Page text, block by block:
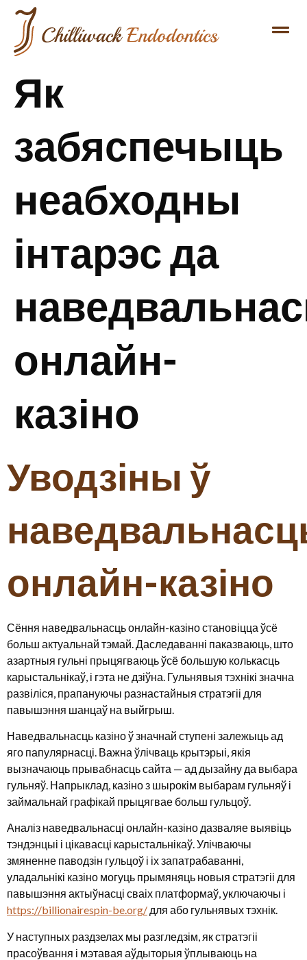
Як
забяспечыць
неабходны
інтарэс да
онлайн-
казіно
Уводзіны ў
онлайн-казіно
Сёння наведвальнасць онлайн-казіно становіцца ўсё
больш актуальнай тэмай. Даследаванні паказваюць, што
азартныя гульні прыцягваюць ўсё большую колькасць
карыстальнікаў, і гэта не дзіўна. Гульнявыя тэхнікі значна
развіліся, прапануючы разнастайныя стратэгіі для
павышэння шанцаў на выйгрыш.
Наведвальнасць казіно ў значнай ступені залежыць ад
яго папулярнасці. Важна ўлічваць крытэрыі, якія
вызначаюць прывабнасць сайта — ад дызайну да выбара
гульняў. Напрыклад, казіно з шырокім выбарам гульняў і
займальнай графікай прыцягвае больш гульцоў.
Аналіз наведвальнасці онлайн-казіно дазваляе выявіць
тэндэнцыі і цікавасці карыстальнікаў. Улічваючы
змяненне паводзін гульцоў і іх запатрабаванні,
уладальнікі казіно могуць прымяняць новыя стратэгіі для
павышэння актыўнасці сваіх платформаў, уключаючы і
https://billionairespin-be.org/ для або гульнявых тэхнік.
У наступных раздзелах мы разгледзім, як стратэгіі
прасоўвання і мэтавая аўдыторыя ўплываюць на